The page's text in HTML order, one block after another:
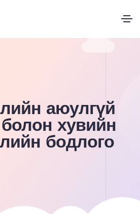
аюулгүй
хувийн
бодлого